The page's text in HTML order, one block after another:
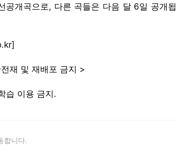
개곡으로, 다른 곡들은 다음 달 6일 공개됩
재 및 재배포 금지 >
습 이용 금지.
합니다.